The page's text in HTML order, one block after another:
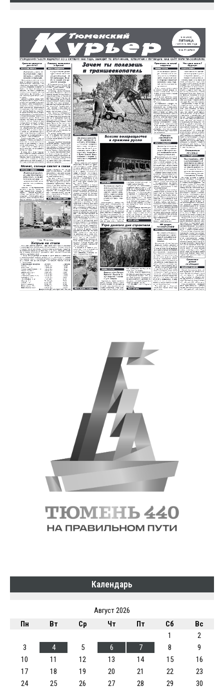
Календарь
Август 2026
Пн
Вт Ср Чт Пт Сб
Вс
1
2
3
4 5 6 7 8
9
10
11 12 13 14 15
16
17
18 19 20 21 22
23
24
25 26 27 28 29
30